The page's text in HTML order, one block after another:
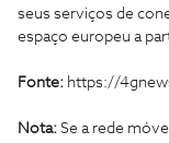
seus serviços de
espaço europeu a
Fonte: https://
Nota: Se a rede